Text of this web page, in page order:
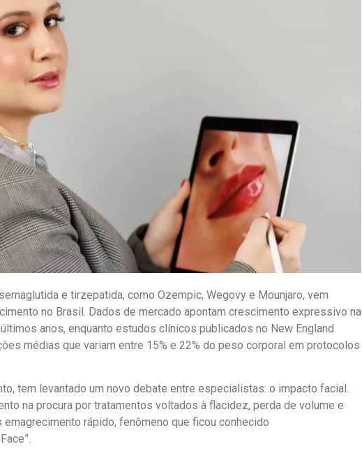
e tirzepatida, como Ozempic, Wegovy e Mounjaro, vem
no Brasil. Dados de mercado apontam crescimento expressivo na
anos, enquanto estudos clínicos publicados no New England
médias que variam entre 15% e 22% do peso corporal em protocolos
tem levantado um novo debate entre especialistas: o impacto facial.
na procura por tratamentos voltados à flacidez, perda de volume e
rápido, fenômeno que ficou conhecido